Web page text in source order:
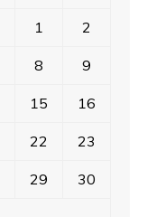
1 2
8 9
15 16
22 23
29 30